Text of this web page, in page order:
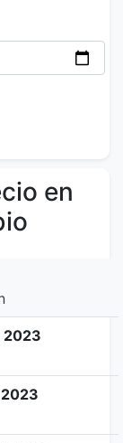
en
2023